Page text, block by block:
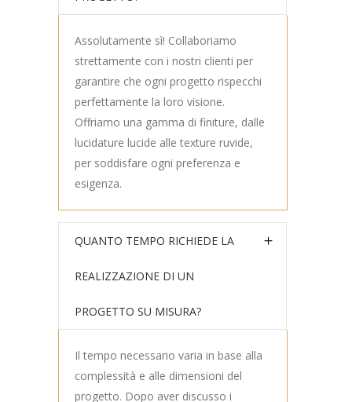
Assolutamente sì! Collaboriamo
strettamente con i nostri clienti per
garantire che ogni progetto rispecchi
perfettamente la loro visione.
Offriamo una gamma di finiture, dalle
lucidature lucide alle texture ruvide,
per soddisfare ogni preferenza e
esigenza.
QUANTO TEMPO RICHIEDE LA
REALIZZAZIONE DI UN
PROGETTO SU MISURA?
Il tempo necessario varia in base alla
complessità e alle dimensioni del
progetto. Dopo aver discusso i